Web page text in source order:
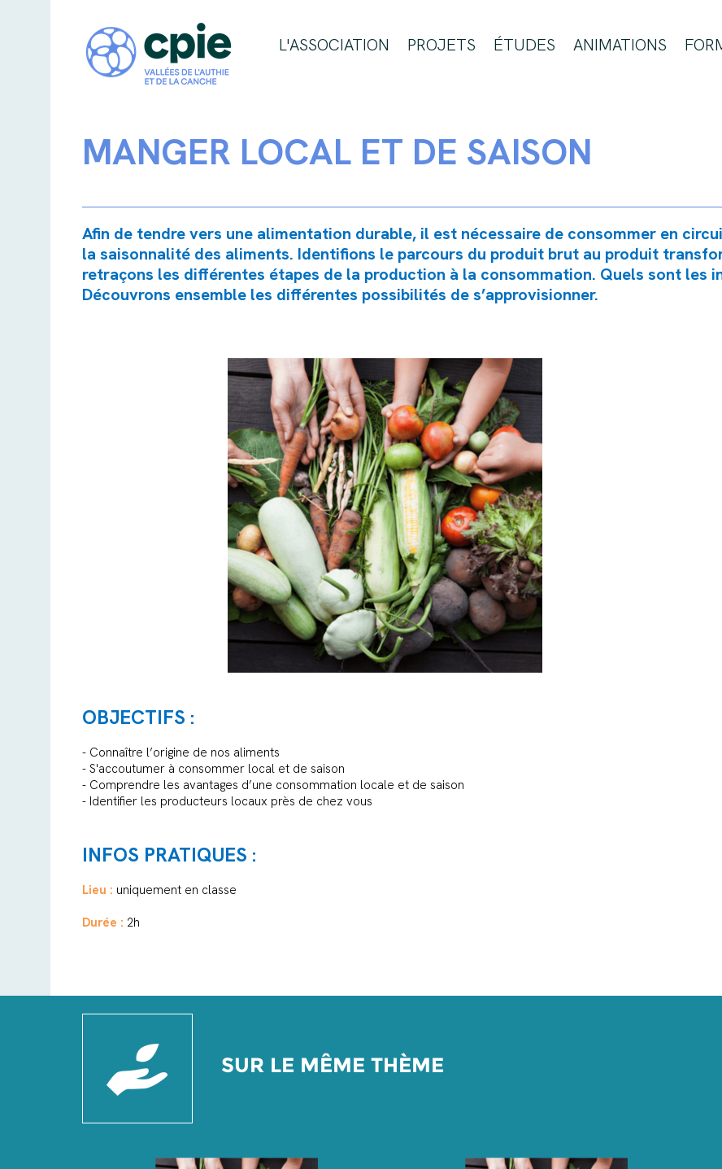
L'ASSOCIATION PROJETS ÉTUDES ANIMATIONS
MANGER LOCAL ET DE SAISON
Afin de tendre vers une alimentation durable, il est nécessaire de consommer en
la saisonnalité des aliments. Identifions le parcours du produit brut au produit
retraçons les différentes étapes de la production à la consommation. Quels sont les
Découvrons ensemble les différentes possibilités de s’approvisionner.
OBJECTIFS :
- Connaître l’origine de nos aliments
- S'accoutumer à consommer local et de saison
- Comprendre les avantages d’une consommation locale et de saison
- Identifier les producteurs locaux près de chez vous
INFOS PRATIQUES :
Lieu : uniquement en classe
Durée : 2h
SUR LE MÊME THÈME